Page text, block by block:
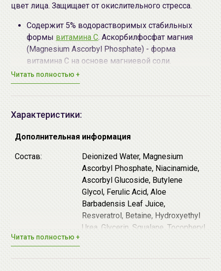
цвет лица. Защищает от окислительного стресса.
Содержит 5% водорастворимых стабильных
формы витамина С. Аскорбилфосфат магния
(Magnesium Ascorbyl Phosphate) - форма
витамина С на основе магниевой соли.
Аскорбилглюкозид (Ascorbyl Glucoside) - форма
витамина С стабилизированного глюкозой. Обе
формы подходят для чувствительной кожи.
стимулирует синтез коллагена, борется с
окислительным стрессом, предупреждает
фотостарение, усиливает эффективность
солнцезащитных средств.
Содержит комплекс антиоксидантов: Витамин С,
Ниацинамид, Феруловая кислота, Ресвератрол,
Токоферол Ацетат (форма витамина Е).
Антиоксиданты защищают кожу от воздействия
свободных радикалов и борются с
окислительным стрессом, продлевая молодость
кожи. Витамин С - главный водорастворимый
он защищает ее от воздействия свободных
Читать полностью +
Характеристики:
Дополнительная информация
Состав:
Deionized Water, Magnesium
Ascorbyl Phosphate, Niacinamide,
Ascorbyl Glucoside, Butylene
Glycol, Ferulic Acid, Aloe
Barbadensis Leaf Juice,
Resveratrol, Betaine, Hydroxyethyl
Urea, Glycerin, Squalane, Tocopheryl
Читать полностью +